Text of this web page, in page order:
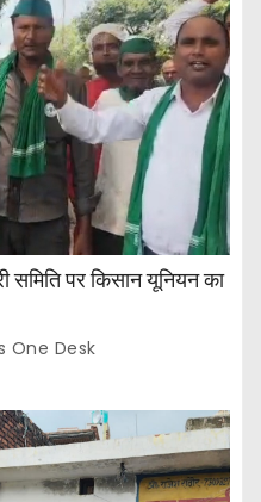
पर किसान यूनियन का
One Desk